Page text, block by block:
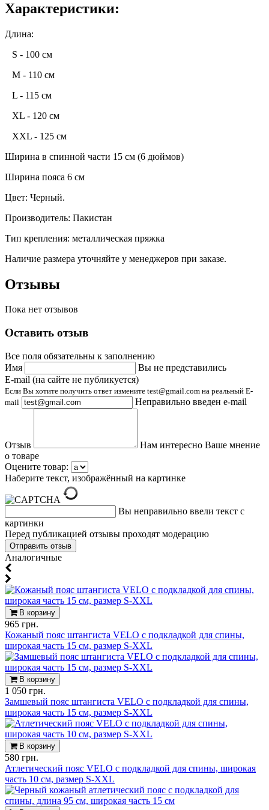
Характеристики:
Длина:
S - 100 см
M - 110 см
L - 115 см
XL - 120 см
XXL - 125 см
Ширина в спинной части 15 см (6 дюймов)
Ширина пояса 6 см
Цвет: Черный.
Производитель: Пакистан
Тип крепления: металлическая пряжка
Наличие размера уточняйте у менеджеров при заказе.
Отзывы
Пока нет отзывов
Оставить отзыв
Все поля обязательны к заполнению
Имя
Вы не представились
E-mail (на сайте не публикуется)
Если Вы хотите получить ответ измените test@gmail.com на реальный E-
mail
Неправильно введен e-mail
Отзыв
Нам интересно Ваше мнение
о товаре
Оцените товар:
Наберите текст, изображённый на картинке
Вы неправильно ввели текст с
картинки
Перед публикацией отзывы проходят модерацию
Аналогичные
В корзину
965 грн.
Кожаный пояс штангиста VELO с подкладкой для спины,
широкая часть 15 см, размер S-XXL
В корзину
1 050 грн.
Замшевый пояс штангиста VELO с подкладкой для спины,
широкая часть 15 см, размер S-XXL
В корзину
580 грн.
Атлетический пояс VELO с подкладкой для спины, широкая
часть 10 см, размер S-XXL